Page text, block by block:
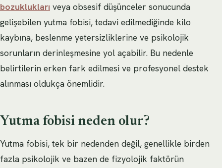
bozuklukları veya obsesif düşünceler sonucunda
gelişebilen yutma fobisi, tedavi edilmediğinde kilo
kaybına, beslenme yetersizliklerine ve psikolojik
sorunların derinleşmesine yol açabilir. Bu nedenle
belirtilerin erken fark edilmesi ve profesyonel destek
alınması oldukça önemlidir.
Yutma fobisi neden olur?
Yutma fobisi, tek bir nedenden değil, genellikle birden
fazla psikolojik ve bazen de fizyolojik faktörün